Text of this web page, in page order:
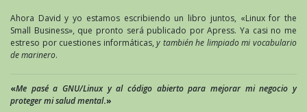
Ahora David y yo estamos escribiendo un libro juntos, «Linux for the
Small Business», que pronto será publicado por Apress. Ya casi no me
estreso por cuestiones informáticas,y también he limpiado mi vocabulario
de marinero.
«Me pasé a GNU/Linux y al código abierto para mejorar mi negocio y
proteger mi salud mental.»